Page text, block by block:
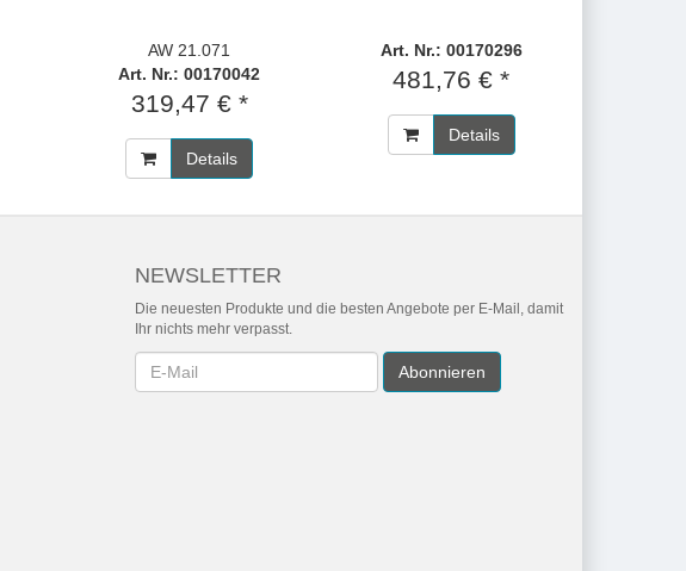
AW 21.071
Art. Nr.: 00170042
319,47 € *
Details
Art. Nr.: 00170296
481,76 € *
Details
NEWSLETTER
Die neuesten Produkte und die besten Angebote per E-Mail, damit
Ihr nichts mehr verpasst.
Newsletter Abonnieren